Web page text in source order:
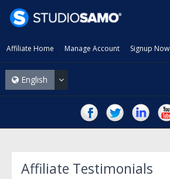
Affiliate Home Manage Account Signup Now
English
Affiliate Testimonials